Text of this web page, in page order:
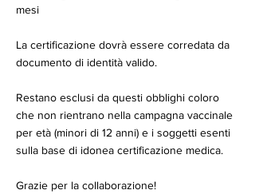
mesi
La certificazione dovrà essere corredata da
documento di identità valido.
Restano esclusi da questi obblighi coloro
che non rientrano nella campagna vaccinale
per età (minori di 12 anni) e i soggetti esenti
sulla base di idonea certificazione medica.
Grazie per la collaborazione!